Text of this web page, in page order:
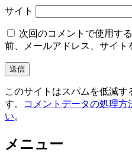
サイト
次回のコメントで使用す
前、メールアドレス、サイト
このサイトはスパムを低減す
す。
コメントデータの処理方
い。
メニュー